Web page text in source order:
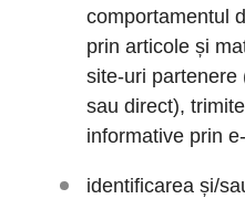
comportamentul
prin articole și
site-uri partenere
sau direct),
informative prin
identificarea și/